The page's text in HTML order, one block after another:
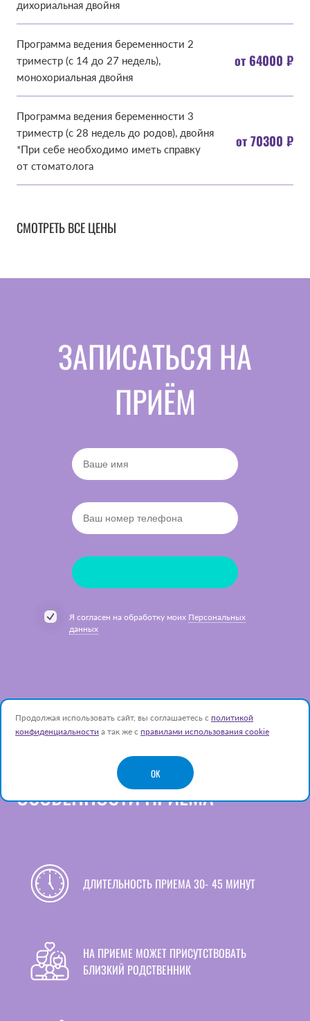
дихориальная двойня
Программа ведения беременности 2
триместр (с 14 до 27 недель),
монохориальная двойня
от 64000 ₽
Программа ведения беременности 3
триместр (с 28 недель до родов), двойня
*При себе необходимо иметь справку
от стоматолога
от 70300 ₽
СМОТРЕТЬ ВСЕ ЦЕНЫ
ЗАПИСАТЬСЯ НА
ПРИЁМ
Я согласен на обработку моих Персональных
данных
ОСОБЕННОСТИ ПРИЁМА
ДЛИТЕЛЬНОСТЬ ПРИЕМА 30‑45 МИНУТ
НА ПРИЕМЕ МОЖЕТ ПРИСУТСТВОВАТЬ
БЛИЗКИЙ РОДСТВЕННИК
Продолжая использовать сайт, вы соглашаетесь с политикой
конфиденциальности а так же с правилами использования cookie
OK